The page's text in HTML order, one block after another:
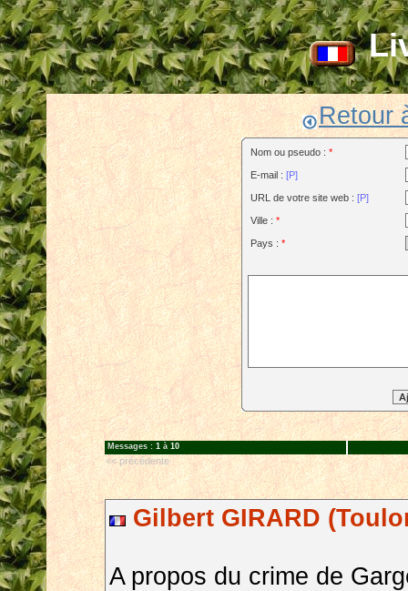
Retour
Nom ou pseudo : *
E-mail : [P]
URL de votre site web : [P]
Ville : *
Pays : *
Messages : 1 à 10
<< précédente
Gilbert GIRARD
A propos du crime de